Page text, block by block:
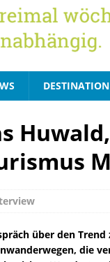
DESTINATION
über den Trend
die